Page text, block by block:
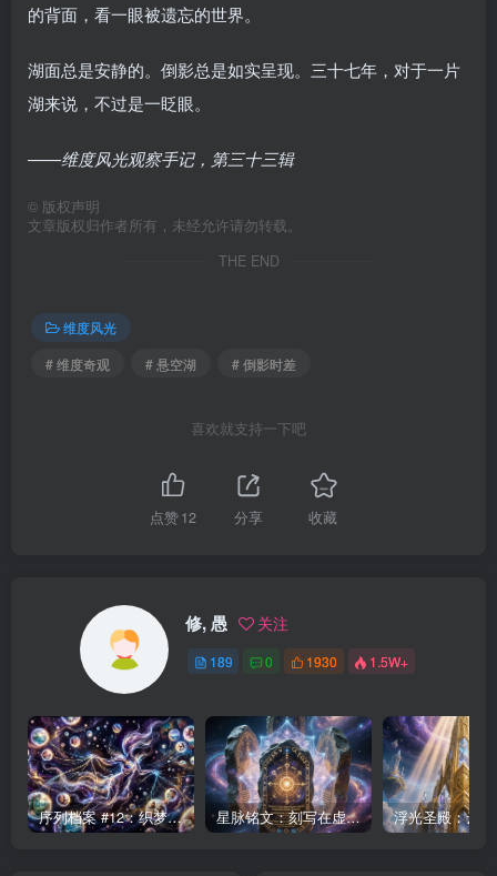
的背面，看一眼被遗忘的世界。
湖面总是安静的。倒影总是如实呈现。三十七年，对于一片
湖来说，不过是一眨眼。
——维度风光观察手记，第三十三辑
© 版权声明
文章版权归作者所有，未经允许请勿转载。
THE END
维度风光
# 维度奇观
# 悬空湖 # 倒影时差
喜欢就支持一下吧
点赞12 分享 收藏
修, 愚 关注
189 0 1930 1.5W+
序列档案 #12：织梦者——第七序列的编织者 星脉铭文：刻写在虚空中的永恒律法